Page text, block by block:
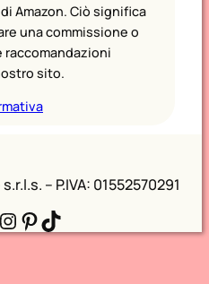
Amazon. Ciò significa
una commissione o
raccomandazioni
sito.
– P.IVA: 01552570291
Instagram Pinterest TikTok